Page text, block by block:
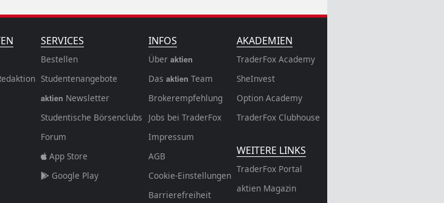
SERVICES
Bestellen
Studentenangebote
aktien Newsletter
Studentische Börsenclubs
Forum
App Store
Google Play
INFOS
Über aktien
Das aktien Team
Brokerempfehlung
Jobs bei TraderFox
Impressum
AGB
Cookie-Einstellungen
Barrierefreiheit
AKADEMIEN
TraderFox Academy
SheInvest
Option Academy
TraderFox Clubhouse
WEITERE LINKS
TraderFox Portal
aktien Magazin